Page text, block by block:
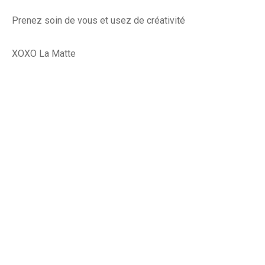
Prenez soin de vous et usez de créativité
XOXO La Matte